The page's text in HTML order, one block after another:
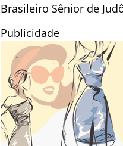
Brasileiro Sênior de
Publicidade